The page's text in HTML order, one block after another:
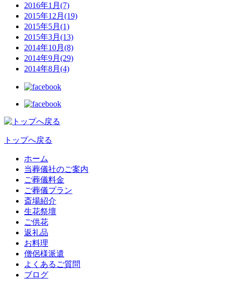
2016年1月(7)
2015年12月(19)
2015年5月(1)
2015年3月(13)
2014年10月(8)
2014年9月(29)
2014年8月(4)
トップへ戻る
ホーム
当葬儀社のご案内
ご葬儀料金
ご葬儀プラン
斎場紹介
生花祭壇
ご供花
返礼品
お料理
僧侶様派遣
よくあるご質問
ブログ